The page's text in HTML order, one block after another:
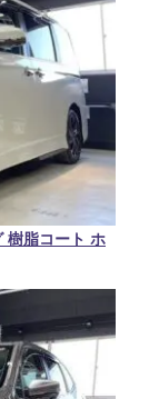
樹脂コート ホ